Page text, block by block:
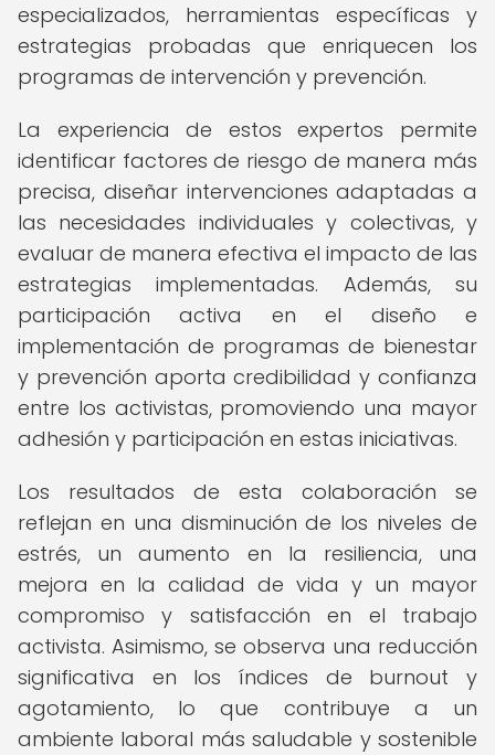
especializados, herramientas específicas y
estrategias probadas que enriquecen los
programas de intervención y prevención.
La experiencia de estos expertos permite
identificar factores de riesgo de manera más
precisa, diseñar intervenciones adaptadas a
las necesidades individuales y colectivas, y
evaluar de manera efectiva el impacto de las
estrategias implementadas. Además, su
participación activa en el diseño e
implementación de programas de bienestar
y prevención aporta credibilidad y confianza
entre los activistas, promoviendo una mayor
adhesión y participación en estas iniciativas.
Los resultados de esta colaboración se
reflejan en una disminución de los niveles de
estrés, un aumento en la resiliencia, una
mejora en la calidad de vida y un mayor
compromiso y satisfacción en el trabajo
activista. Asimismo, se observa una reducción
significativa en los índices de burnout y
agotamiento, lo que contribuye a un
ambiente laboral más saludable y sostenible